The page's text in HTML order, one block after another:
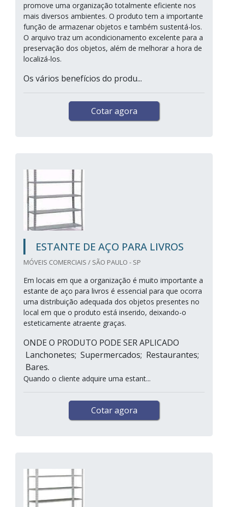
promove uma organização totalmente eficiente nos
mais diversos ambientes. O produto tem a importante
função de armazenar objetos e também sustentá-los.
O arquivo traz um acondicionamento excelente para a
preservação dos objetos, além de melhorar a hora de
localizá-los.
Os vários benefícios do produ...
Cotar agora
ESTANTE DE AÇO PARA LIVROS
MÓVEIS COMERCIAIS / SÃO PAULO - SP
Em locais em que a organização é muito importante a
estante de aço para livros é essencial para que ocorra
uma distribuição adequada dos objetos presentes no
local em que o produto está inserido, deixando-o
esteticamente atraente graças.
ONDE O PRODUTO PODE SER APLICADO
Lanchonetes; Supermercados; Restaurantes;
Bares.
Quando o cliente adquire uma estant...
Cotar agora